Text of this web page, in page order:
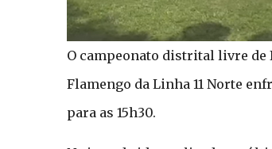
O campeonato distrital livre de
Flamengo da Linha 11 Norte
para as 15h30.